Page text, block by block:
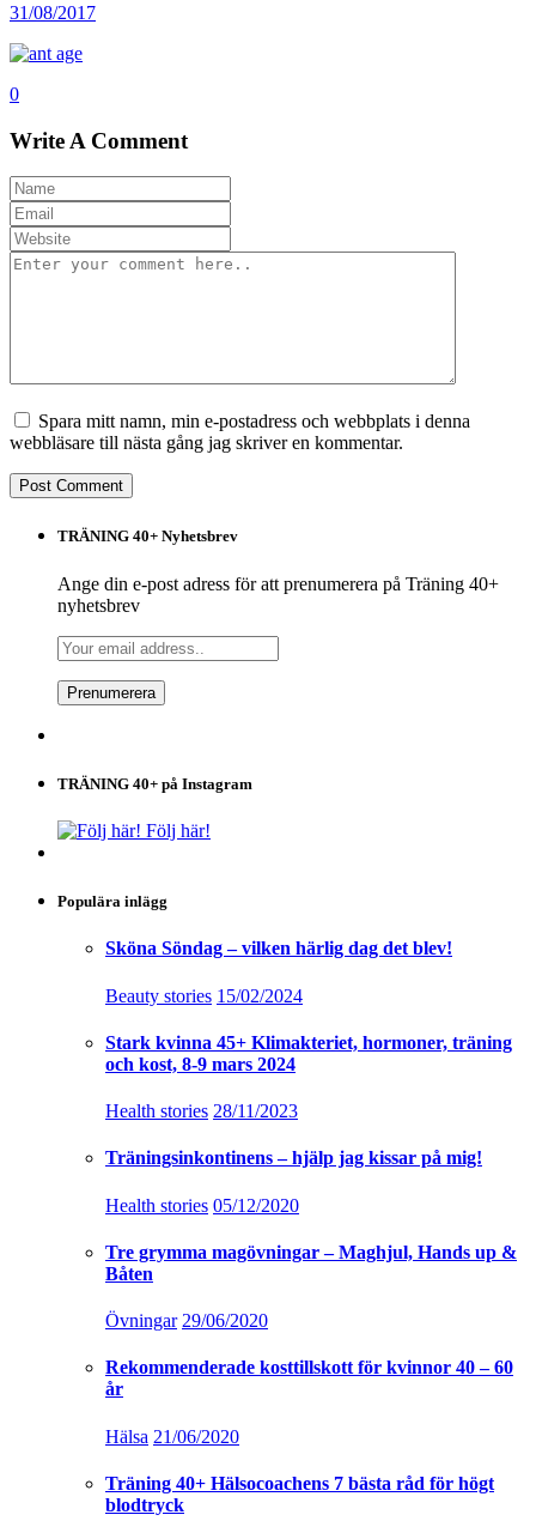
31/08/2017
0
Write A Comment
Spara mitt namn, min e-postadress och webbplats i denna
webbläsare till nästa gång jag skriver en kommentar.
TRÄNING 40+ Nyhetsbrev
Ange din e-post adress för att prenumerera på Träning 40+
nyhetsbrev
TRÄNING 40+ på Instagram
Följ här!
Populära inlägg
Sköna Söndag – vilken härlig dag det blev!
Beauty stories 15/02/2024
Stark kvinna 45+ Klimakteriet, hormoner, träning
och kost, 8-9 mars 2024
Health stories 28/11/2023
Träningsinkontinens – hjälp jag kissar på mig!
Health stories 05/12/2020
Tre grymma magövningar – Maghjul, Hands up &
Båten
Övningar 29/06/2020
Rekommenderade kosttillskott för kvinnor 40 – 60
år
Hälsa 21/06/2020
Träning 40+ Hälsocoachens 7 bästa råd för högt
blodtryck